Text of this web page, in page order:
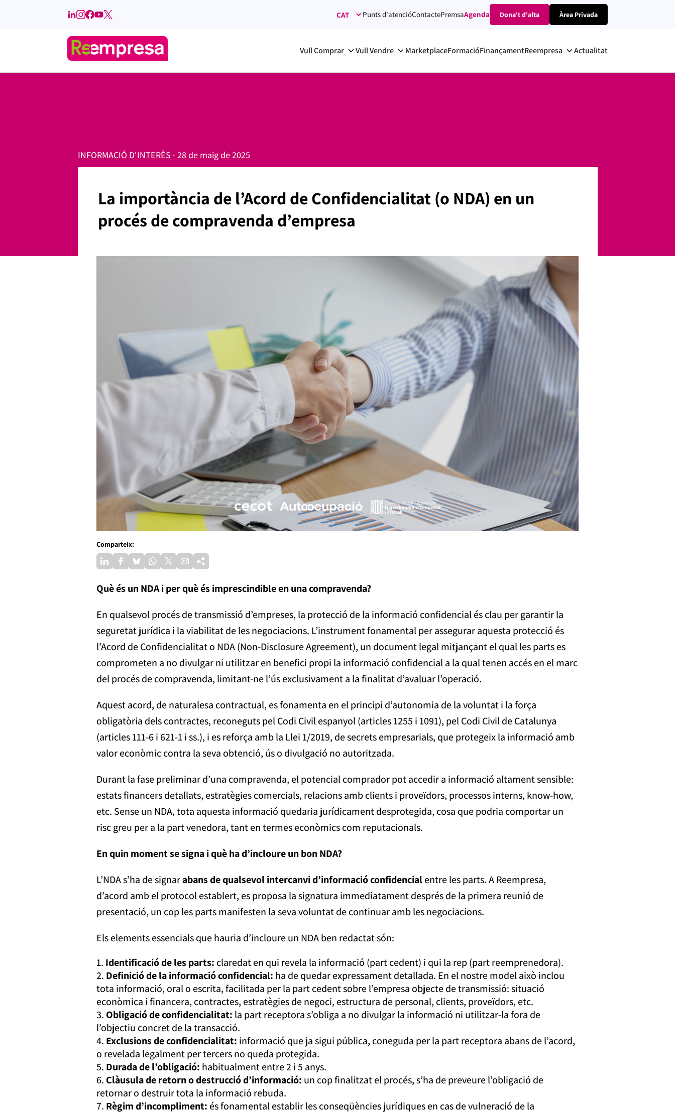
Punts d'atencióContactePremsaAgenda Dona't d'alta Àrea Privada
Vull Comprar Vull Vendre MarketplaceFormacióFinançamentReempresa Actualitat
INFORMACIÓ D'INTERÈS · 28 de maig de 2025
La importància de l’Acord de Confidencialitat (o NDA) en un
procés de compravenda d’empresa
Comparteix:
Què és un NDA i per què és imprescindible en una compravenda?
En qualsevol procés de transmissió d’empreses, la protecció de la informació confidencial és clau per garantir la
seguretat jurídica i la viabilitat de les negociacions. L’instrument fonamental per assegurar aquesta protecció és
l’Acord de Confidencialitat o NDA (Non-Disclosure Agreement), un document legal mitjançant el qual les parts es
comprometen a no divulgar ni utilitzar en benefici propi la informació confidencial a la qual tenen accés en el marc
del procés de compravenda, limitant-ne l’ús exclusivament a la finalitat d’avaluar l’operació.
Aquest acord, de naturalesa contractual, es fonamenta en el principi d’autonomia de la voluntat i la força
obligatòria dels contractes, reconeguts pel Codi Civil espanyol (articles 1255 i 1091), pel Codi Civil de Catalunya
(articles 111-6 i 621-1 i ss.), i es reforça amb la Llei 1/2019, de secrets empresarials, que protegeix la informació amb
valor econòmic contra la seva obtenció, ús o divulgació no autoritzada.
Durant la fase preliminar d’una compravenda, el potencial comprador pot accedir a informació altament sensible:
estats financers detallats, estratègies comercials, relacions amb clients i proveïdors, processos interns, know-how,
etc. Sense un NDA, tota aquesta informació quedaria jurídicament desprotegida, cosa que podria comportar un
risc greu per a la part venedora, tant en termes econòmics com reputacionals.
En quin moment se signa i què ha d’incloure un bon NDA?
L’NDA s’ha de signarabans de qualsevol intercanvi d’informació confidencialentre les parts. A Reempresa,
d’acord amb el protocol establert, es proposa la signatura immediatament després de la primera reunió de
presentació, un cop les parts manifesten la seva voluntat de continuar amb les negociacions.
Els elements essencials que hauria d’incloure un NDA ben redactat són:
Identificació de les parts: claredat en qui revela la informació (part cedent) i qui la rep (part reemprenedora).
Definició de la informació confidencial: ha de quedar expressament detallada. En el nostre model això inclou
tota informació, oral o escrita, facilitada per la part cedent sobre l’empresa objecte de transmissió: situació
econòmica i financera, contractes, estratègies de negoci, estructura de personal, clients, proveïdors, etc.
Obligació de confidencialitat: la part receptora s’obliga a no divulgar la informació ni utilitzar-la fora de
l’objectiu concret de la transacció.
Exclusions de confidencialitat: informació que ja sigui pública, coneguda per la part receptora abans de l’acord,
o revelada legalment per tercers no queda protegida.
Durada de l’obligació: habitualment entre 2 i 5 anys.
Clàusula de retorn o destrucció d’informació: un cop finalitzat el procés, s’ha de preveure l’obligació de
retornar o destruir tota la informació rebuda.
Règim d’incompliment: és fonamental establir les conseqüències jurídiques en cas de vulneració de la